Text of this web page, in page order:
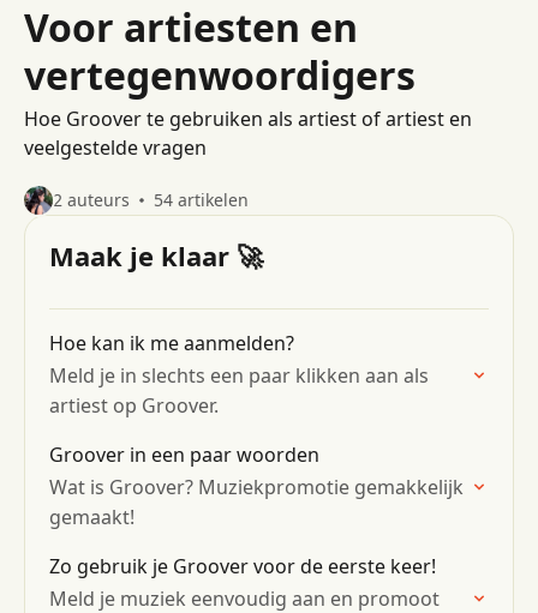
Voor artiesten en
vertegenwoordigers
Hoe Groover te gebruiken als artiest of artiest en
veelgestelde vragen
2 auteurs 54 artikelen
Maak je klaar 🚀
Hoe kan ik me aanmelden?
Meld je in slechts een paar klikken aan als
artiest op Groover.
Groover in een paar woorden
Wat is Groover? Muziekpromotie gemakkelijk
gemaakt!
Zo gebruik je Groover voor de eerste keer!
Meld je muziek eenvoudig aan en promoot